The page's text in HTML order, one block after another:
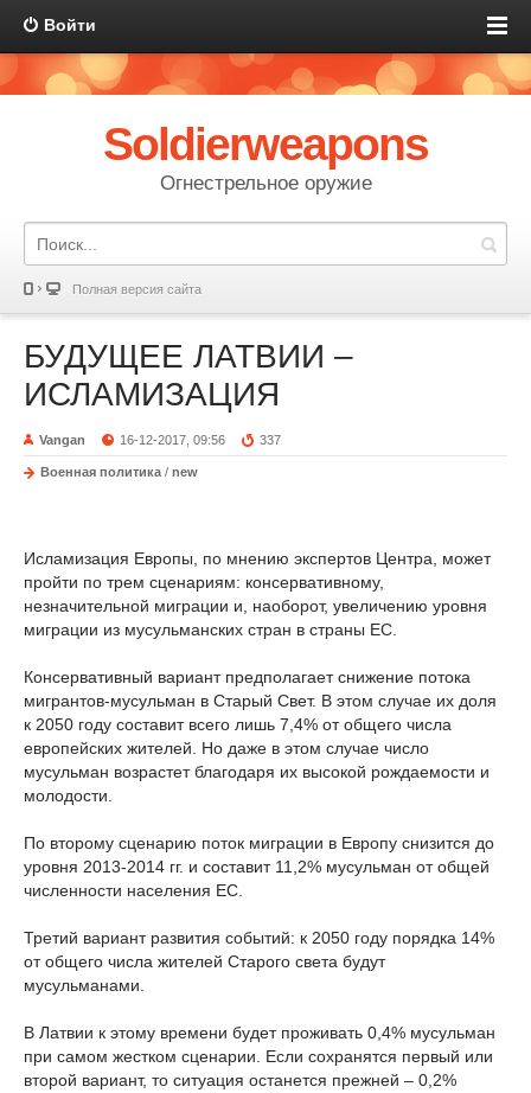
Войти
Soldierweapons
Огнестрельное оружие
Полная версия сайта
БУДУЩЕЕ ЛАТВИИ –
ИСЛАМИЗАЦИЯ
Vangan 16-12-2017, 09:56 337
Военная политика / new
Исламизация Европы, по мнению экспертов Центра, может
пройти по трем сценариям: консервативному,
незначительной миграции и, наоборот, увеличению уровня
миграции из мусульманских стран в страны ЕС.
Консервативный вариант предполагает снижение потока
мигрантов-мусульман в Старый Свет. В этом случае их доля
к 2050 году составит всего лишь 7,4% от общего числа
европейских жителей. Но даже в этом случае число
мусульман возрастет благодаря их высокой рождаемости и
молодости.
По второму сценарию поток миграции в Европу снизится до
уровня 2013-2014 гг. и составит 11,2% мусульман от общей
численности населения ЕС.
Третий вариант развития событий: к 2050 году порядка 14%
от общего числа жителей Старого света будут
мусульманами.
В Латвии к этому времени будет проживать 0,4% мусульман
при самом жестком сценарии. Если сохранятся первый или
второй вариант, то ситуация останется прежней – 0,2%